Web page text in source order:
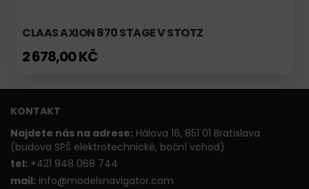
CLAAS AXION 870 STAGE V STOTZ
2 678,00 KČ
KONTAKT
Najdete nás na adrese: Hálova 16, 851 01 Bratislava
(budova SPŠ elektrotechnické, boční vchod)
tel: +421 948 068 744
mail: info@modelsnavigator.com